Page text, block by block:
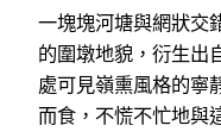
一塊塊河塘與網狀交
的圍墩地貌，衍生出
處可見嶺熏風格的寧
而食，不慌不忙地與